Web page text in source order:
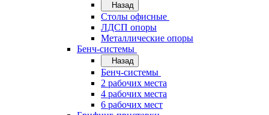
Назад
Cтолы офисные
ЛДСП опоры
Металлические опоры
Бенч-системы
Назад
Бенч-системы
2 рабочих места
4 рабочих места
6 рабочих мест